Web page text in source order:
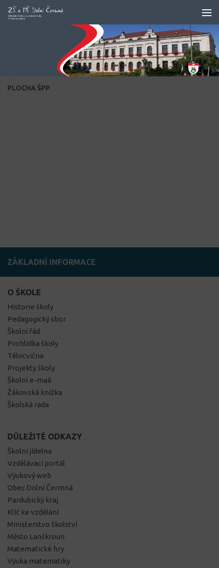
Skip to content
PLOCHA ŠPP
ZÁKLADNÍ INFORMACE
O ŠKOLE
Historie školy
Pedagogický sbor
Školní řád
Prohlídka školy
Tělocvična
Projekty školy
Školní e-mail
Žákovská knížka
Školská rada
DŮLEŽITÉ ODKAZY
Školní jídelna
Vzdělávací portál
Výukový web
Obec Dolní Čermná
Pardubický kraj
Klíč ke vzdělání
Ministerstvo školství
Město Lanškroun
Matematické hry
Výuka matematiky